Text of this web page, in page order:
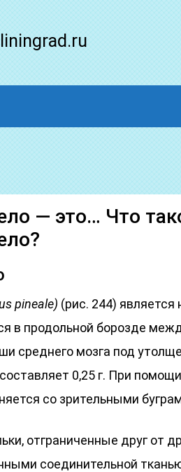
— это… Что
pineale) (рис. 244) является
в продольной борозде
среднего мозга под
0,25 г. При
со зрительными
отграниченные друг от
соединительной